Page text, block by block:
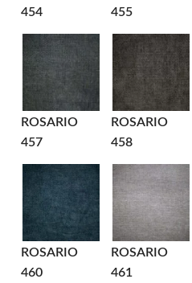
454
455
ROSARIO
457
ROSARIO
458
ROSARIO
460
ROSARIO
461